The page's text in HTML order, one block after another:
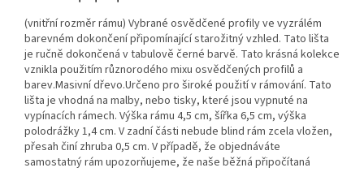
(vnitřní rozměr rámu) Vybrané osvědčené profily ve vyzrálém
barevném dokončení připomínající starožitný vzhled. Tato lišta
je ručně dokončená v tabulově černé barvě. Tato krásná kolekce
vznikla použitím různorodého mixu osvědčených profilů a
barev.Masivní dřevo.Určeno pro široké použití v rámování. Tato
lišta je vhodná na malby, nebo tisky, které jsou vypnuté na
vypínacích rámech. Výška rámu 4,5 cm, šířka 6,5 cm, výška
polodrážky 1,4 cm. V zadní části nebude blind rám zcela vložen,
přesah činí zhruba 0,5 cm. V případě, že objednáváte
samostatný rám upozorňujeme, že naše běžná připočítaná